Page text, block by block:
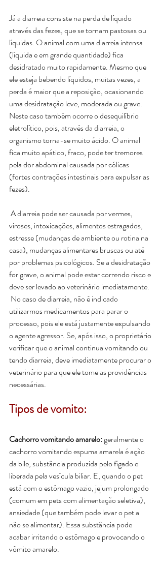
Já a diarreia consiste na perda de líquido
através das fezes, que se tornam pastosas ou
líquidas. O animal com uma diarreia intensa
(líquida e em grande quantidade) fica
desidratado muito rapidamente. Mesmo que
ele esteja bebendo líquidos, muitas vezes, a
perda é maior que a reposição, ocasionando
uma desidratação leve, moderada ou grave.
Neste caso também ocorre o desequilíbrio
eletrolítico, pois, através da diarreia, o
organismo torna-se muito ácido. O animal
fica muito apático, fraco, pode ter tremores
pela dor abdominal causada por cólicas
(fortes contrações intestinais para expulsar as
fezes).
viroses, intoxicações, alimentos estragados,
estresse (mudanças de ambiente ou rotina na
casa), mudanças alimentares bruscas ou até
por problemas psicológicos. Se a desidratação
for grave, o animal pode estar correndo risco e
deve ser levado ao veterinário imediatamente.
utilizarmos medicamentos para parar o
processo, pois ele está justamente expulsando
o agente agressor. Se, após isso, o proprietário
verificar que o animal continua vomitando ou
tendo diarreia, deve imediatamente procurar o
veterinário para que ele tome as providências
necessárias.
Tipos de vomito:
Cachorro vomitando amarelo: geralmente o
cachorro vomitando espuma amarela é ação
da bile, substância produzida pelo fígado e
liberada pela vesícula biliar. E, quando o pet
está com o estômago vazio, jejum prolongado
(comum em pets com alimentação seletiva),
ansiedade (que também pode levar o pet a
não se alimentar). Essa substância pode
acabar irritando o estômago e provocando o
vômito amarelo.